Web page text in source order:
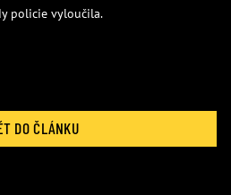
policie vyloučila.
DO ČLÁNKU